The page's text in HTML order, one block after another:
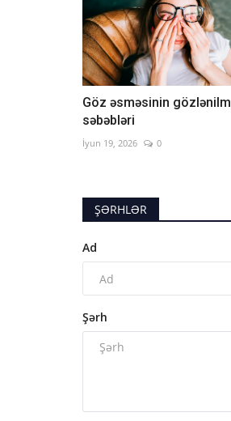
Göz əsməsinin
səbəbləri
İyun 19, 2026 0
ŞƏRHLƏR
Ad
Şərh